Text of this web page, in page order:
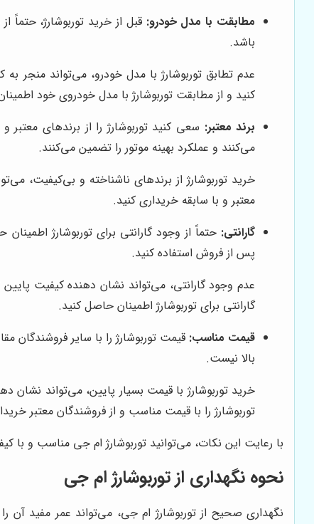
مطابقت با مدل خودرو: قبل از خرید توربوشارژ،
باشد.
عدم تطابق توربوشارژ با مدل خودرو، می‌تواند منجر
کنید و از مطابقت توربوشارژ با مدل خودروی خود
برند معتبر: سعی کنید توربوشارژ را از برندهای معتبر
می‌کنند و عملکرد بهینه موتور را تضمین می‌کنند.
خرید توربوشارژ از برندهای ناشناخته و بی‌کیفیت،
معتبر و با سابقه خریداری کنید.
گارانتی: حتماً از وجود گارانتی برای توربوشارژ
پس از فروش استفاده کنید.
عدم وجود گارانتی، می‌تواند نشان دهنده کیفیت پایین
گارانتی برای توربوشارژ اطمینان حاصل کنید.
قیمت مناسب: قیمت توربوشارژ را با سایر
بالا نیست.
خرید توربوشارژ با قیمت بسیار پایین، می‌تواند
توربوشارژ را با قیمت مناسب و از فروشندگان معتبر
با رعایت این نکات، می‌توانید توربوشارژ ام جی مناسب و با
نحوه نگهداری از توربوشارژ ام جی
نگهداری صحیح از توربوشارژ ام جی، می‌تواند عمر مفید آن